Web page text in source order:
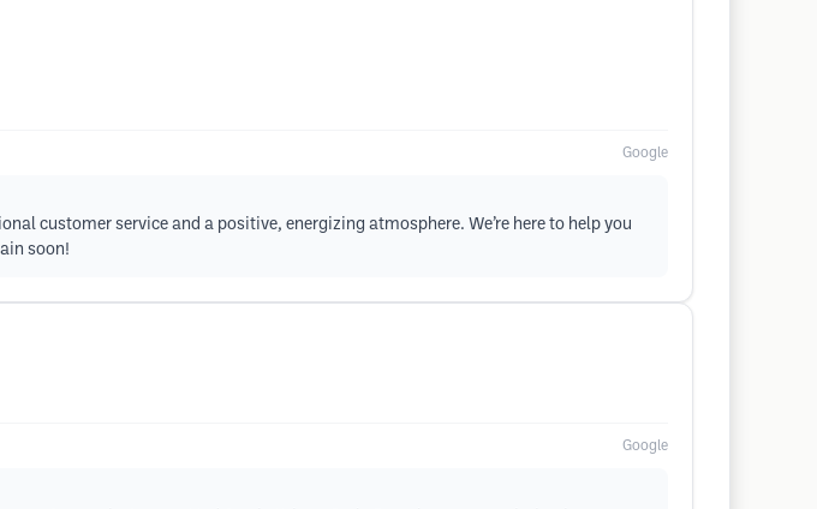
Google
customer service and a positive, energizing atmosphere. We’re here to help you
soon!
Google